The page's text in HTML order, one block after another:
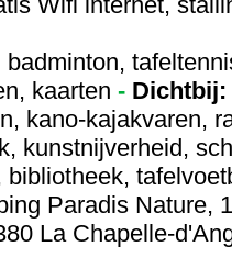
badminton,
kaarten - Dichtbij:
kano-kajakvaren,
kunstnijverheid,
Paradis Nature,
La Chapelle-